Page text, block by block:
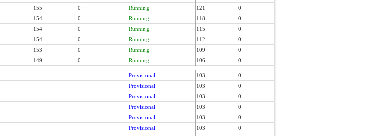
155 0 Running 121
0
154 0 Running 118
0
154 0 Running 115
0
154 0 Running 112
0
153 0 Running 109
0
149 0 Running 106 0
Provisional 103
0
Provisional 103
0
Provisional 103
0
Provisional 103
0
Provisional 103
0
Provisional 103
0